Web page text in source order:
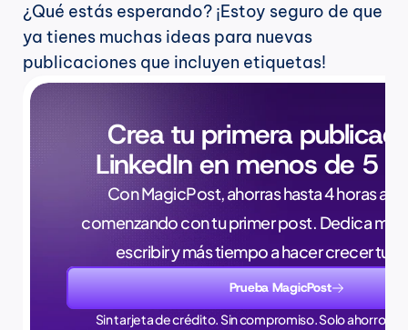
¿Qué estás esperando? ¡Estoy seguro de que
ya tienes muchas ideas para nuevas
publicaciones que incluyen etiquetas!
Crea tu primera
LinkedIn en menos de 5
Con MagicPost, ahorras hasta 4 horas a la
comenzando con tu primer post. Dedica
escribir y más tiempo a hacer crecer tu
Prueba MagicPost
Sin tarjeta de crédito. Sin compromiso. Solo ahorros